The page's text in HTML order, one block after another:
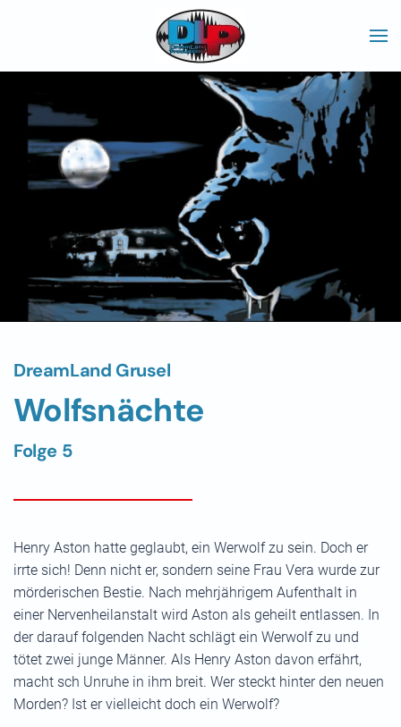
Skip to main content
DreamLand Grusel
Wolfsnächte
Folge 5
Henry Aston hatte geglaubt, ein Werwolf zu sein. Doch er
irrte sich! Denn nicht er, sondern seine Frau Vera wurde zur
mörderischen Bestie. Nach mehrjährigem Aufenthalt in
einer Nervenheilanstalt wird Aston als geheilt entlassen. In
der darauf folgenden Nacht schlägt ein Werwolf zu und
tötet zwei junge Männer. Als Henry Aston davon erfährt,
macht sch Unruhe in ihm breit. Wer steckt hinter den neuen
Morden? Ist er vielleicht doch ein Werwolf?